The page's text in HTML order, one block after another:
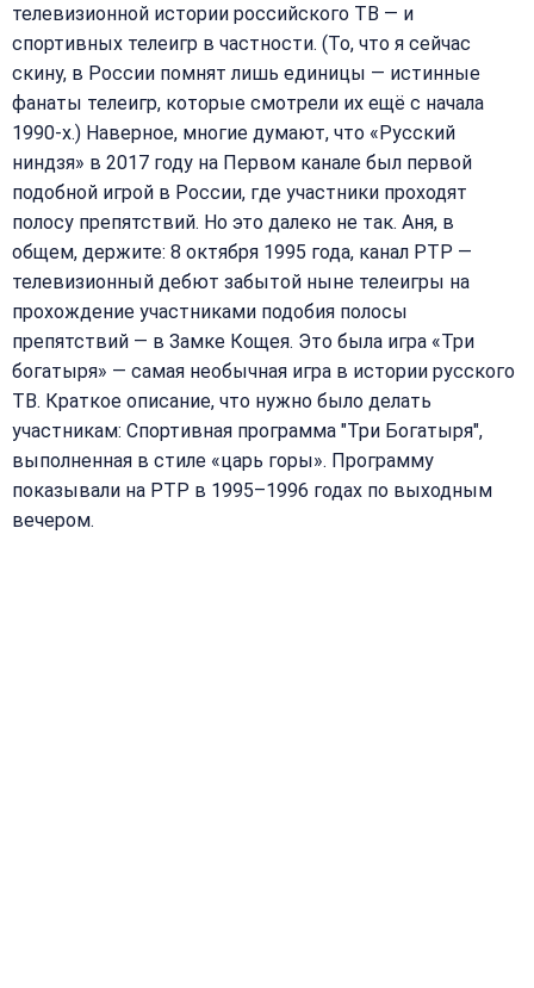
телевизионной истории российского ТВ — и
спортивных телеигр в частности. (То, что я сейчас
скину, в России помнят лишь единицы — истинные
фанаты телеигр, которые смотрели их ещё с начала
1990-х.) Наверное, многие думают, что «Русский
ниндзя» в 2017 году на Первом канале был первой
подобной игрой в России, где участники проходят
полосу препятствий. Но это далеко не так. Аня, в
общем, держите: 8 октября 1995 года, канал РТР —
телевизионный дебют забытой ныне телеигры на
прохождение участниками подобия полосы
препятствий — в Замке Кощея. Это была игра «Три
богатыря» — самая необычная игра в истории русского
ТВ. Краткое описание, что нужно было делать
участникам: Спортивная программа "Три Богатыря",
выполненная в стиле «царь горы». Программу
показывали на РТР в 1995–1996 годах по выходным
вечером.